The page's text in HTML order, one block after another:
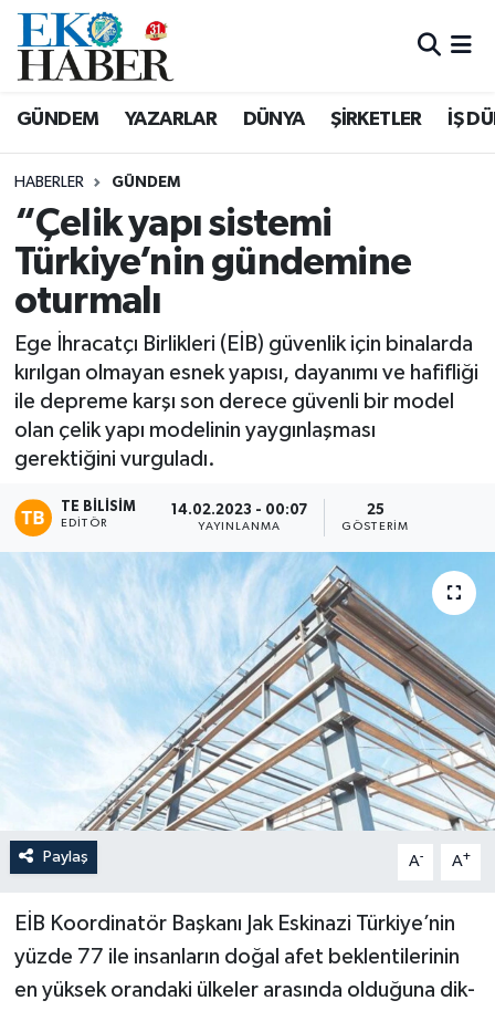
GÜNDEM YAZARLAR DÜNYA ŞİRKETLER İŞ
HABERLER GÜNDEM
“Çelik yapı sistemi
Türkiye’nin gündemine
oturmalı
Ege İhracatçı Birlik­leri (EİB) güvenlik için binalarda
kırılgan olmayan esnek yapısı, dayanımı ve hafifliği
ile depreme karşı son derece güvenli bir mo­del
olan çelik yapı mo­delinin yaygınlaşması
gerektiğini vurguladı.
TE BILISIM
EDITÖR
14.02.2023 - 00:07
YAYINLANMA
25
GÖSTERIM
Paylaş A- A+
EİB Koordinatör Baş­kanı Jak Eskinazi Türki­ye’nin
yüzde 77 ile in­sanların doğal afet beklentilerinin
en yük­sek orandaki ülkeler arasında olduğuna dik­
Hava Durumu
Tüm Manşetler
Son Dakika Haberleri
Haber Arşivi